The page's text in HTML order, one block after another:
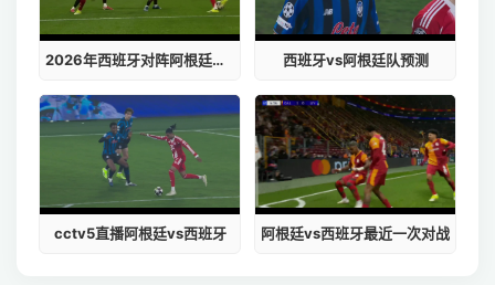
2026年西班牙对阵阿根廷的直播在哪里看 西班牙vs阿根廷队预测
cctv5直播阿根廷vs西班牙 阿根廷vs西班牙最近一次对战